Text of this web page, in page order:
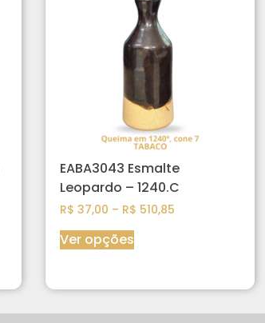
EABA3043 Esmalte
Leopardo – 1240.C
R$ 37,00 – R$ 510,85
Ver opções